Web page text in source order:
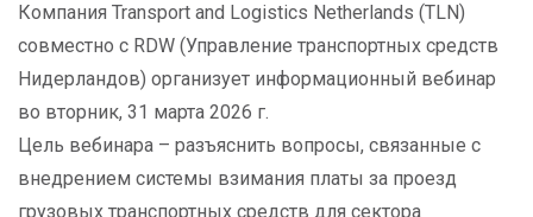
Компания Transport and Logistics Netherlands (TLN)
совместно с RDW (Управление транспортных средств
Нидерландов) организует информационный вебинар
во вторник, 31 марта 2026 г.
Цель вебинара – разъяснить вопросы, связанные с
внедрением системы взимания платы за проезд
грузовых транспортных средств для сектора